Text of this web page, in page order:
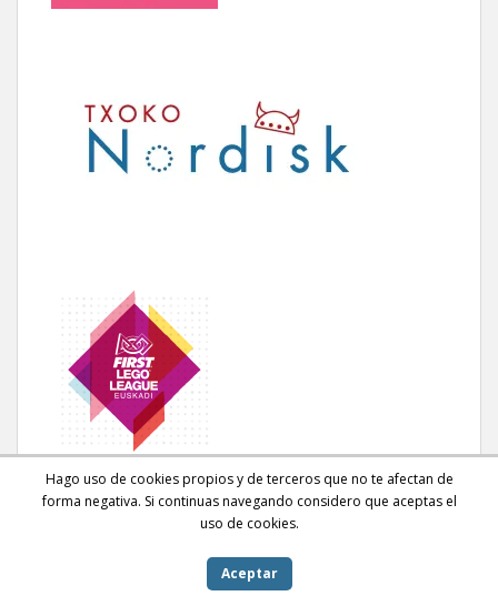
ColorlibDesarrollado por
Hago uso de cookies propios y de terceros que no te afectan de
forma negativa. Si continuas navegando considero que aceptas el
uso de cookies.
Aceptar